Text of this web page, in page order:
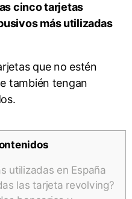
cinco tarjetas
más utilizadas
que no estén
también tengan
utilizadas en España
las tarjeta revolving?